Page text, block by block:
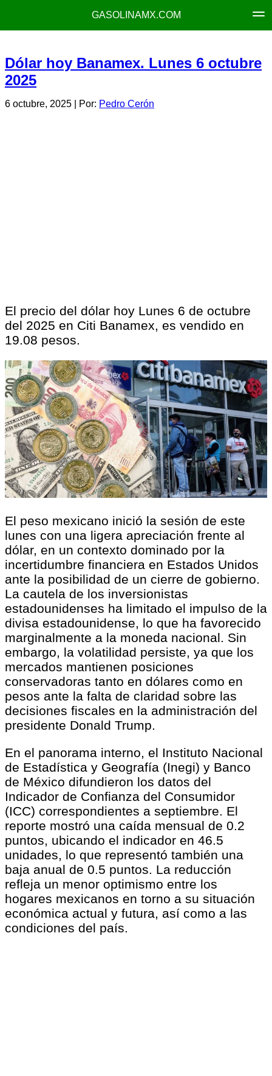
GASOLINAMX.COM
Dólar hoy Banamex. Lunes 6 octubre
2025
6 octubre, 2025 | Por: Pedro Cerón
El precio del dólar hoy Lunes 6 de octubre
del 2025 en Citi Banamex, es vendido en
19.08 pesos.
El peso mexicano inició la sesión de este
lunes con una ligera apreciación frente al
dólar, en un contexto dominado por la
incertidumbre financiera en Estados Unidos
ante la posibilidad de un cierre de gobierno.
La cautela de los inversionistas
estadounidenses ha limitado el impulso de la
divisa estadounidense, lo que ha favorecido
marginalmente a la moneda nacional. Sin
embargo, la volatilidad persiste, ya que los
mercados mantienen posiciones
conservadoras tanto en dólares como en
pesos ante la falta de claridad sobre las
decisiones fiscales en la administración del
presidente Donald Trump.
En el panorama interno, el Instituto Nacional
de Estadística y Geografía (Inegi) y Banco
de México difundieron los datos del
Indicador de Confianza del Consumidor
(ICC) correspondientes a septiembre. El
reporte mostró una caída mensual de 0.2
puntos, ubicando el indicador en 46.5
unidades, lo que representó también una
baja anual de 0.5 puntos. La reducción
refleja un menor optimismo entre los
hogares mexicanos en torno a su situación
económica actual y futura, así como a las
condiciones del país.